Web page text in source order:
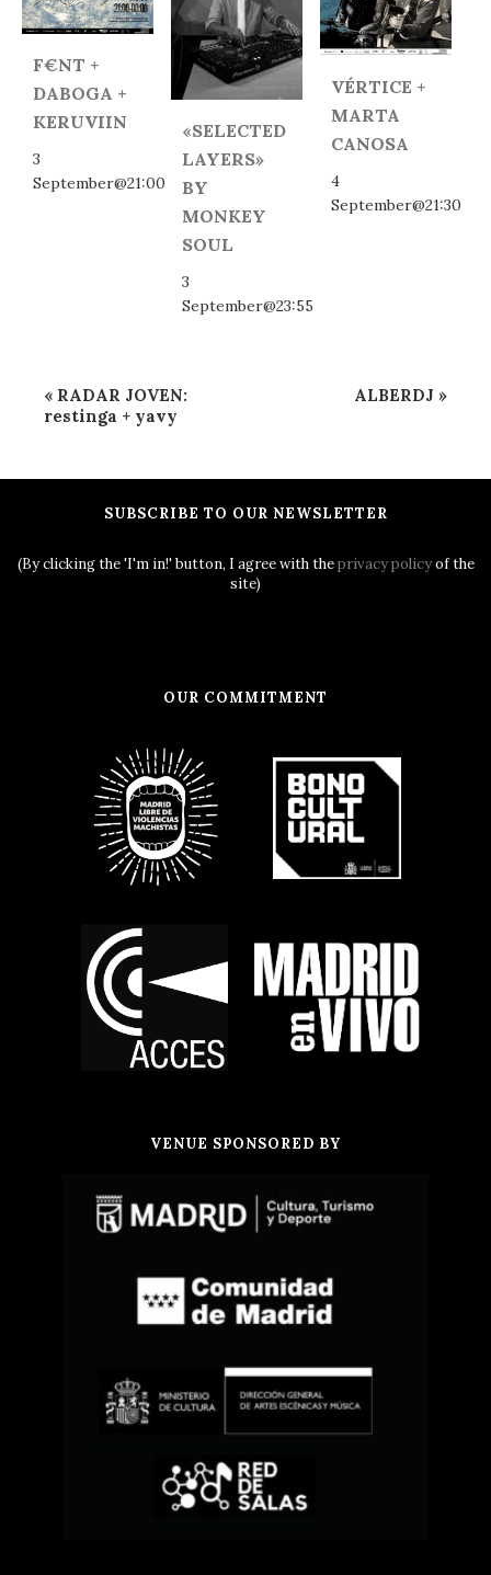
F€NT +
DABOGA +
KERUVIIN
3
September@21:00
«SELECTED
LAYERS»
BY
MONKEY
SOUL
3
September@23:55
VÉRTICE +
MARTA
CANOSA
4
September@21:30
Event
Navigation
« RADAR JOVEN:
restinga + yavy
ALBERDJ »
SUBSCRIBE TO OUR NEWSLETTER
(By clicking the 'I'm in!' button, I agree with theprivacy policyof the
site)
OUR COMMITMENT
VENUE SPONSORED BY